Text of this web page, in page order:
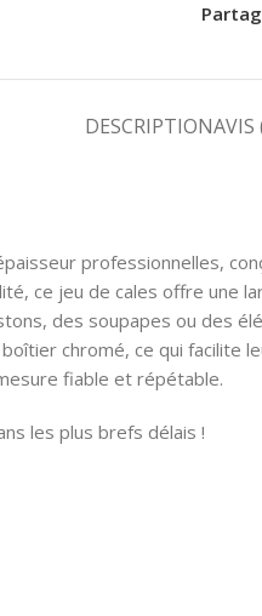
DESCRIPTIONAVIS
professionnelles,
ce jeu de cales offre une
des soupapes ou des
chromé, ce qui
fiable et répétable.
les plus brefs délais !